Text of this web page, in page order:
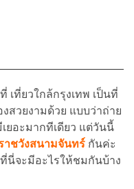
ที่ยวใกล้กรุงเทพ เป็นที่
สวยงามด้วย แบบว่าถ่าย
ยอะมากทีเดียว แต่วันนี้
าชวังสนามจันทร์ กันค่ะ
นี่จะมีอะไรให้ชมกันบ้าง